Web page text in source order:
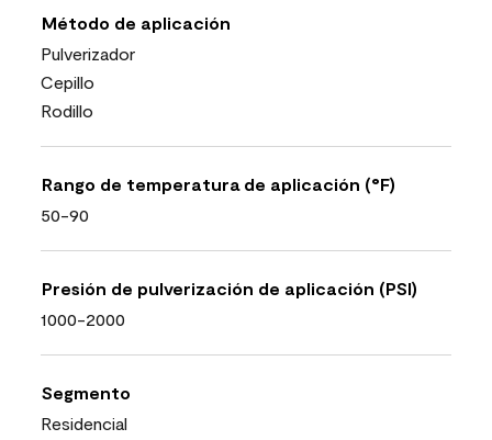
Método de aplicación
Pulverizador
Cepillo
Rodillo
Rango de temperatura de aplicación (°F)
50-90
Presión de pulverización de aplicación (PSI)
1000-2000
Segmento
Residencial